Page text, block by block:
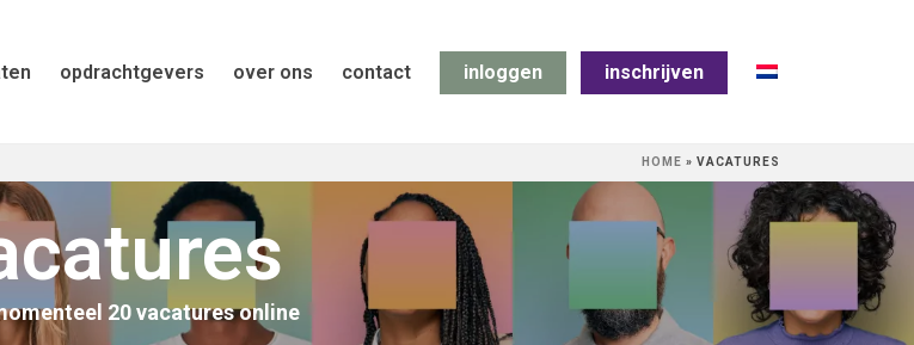
opdrachtgevers over ons contact inloggen inschrijven
HOME » VACATURES
20 vacatures online